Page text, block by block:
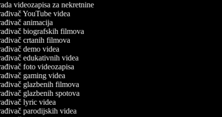
videozapisa za nekretnine
YouTube videa
animacija
biografskih filmova
crtanih filmova
demo videa
edukativnih videa
foto videozapisa
gaming videa
glazbenih filmova
glazbenih spotova
lyric videa
parodijskih videa